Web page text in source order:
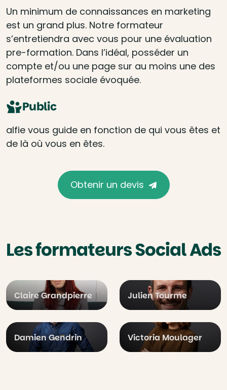
Un minimum de connaissances en marketing
est un grand plus. Notre formateur
s’entretiendra avec vous pour une évaluation
pre-formation. Dans l’idéal, posséder un
compte et/ou une page sur au moins une des
plateformes sociale évoquée.
Public
alfie vous guide en fonction de qui vous êtes et
de là où vous en êtes.
Obtenir un devis
Les formateurs Social Ads
Claire Grandpierre Julien Tourme
Damien Gendrin Victoria Moulager